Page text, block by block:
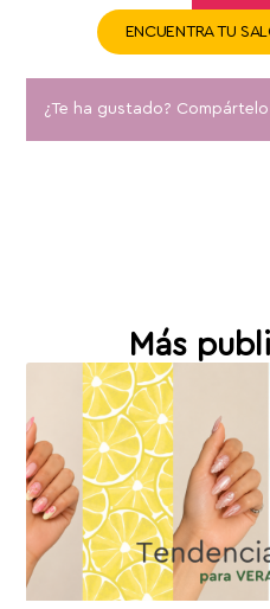
ENCUENTRA TU
¿Te ha gustado? Compártelo
Más